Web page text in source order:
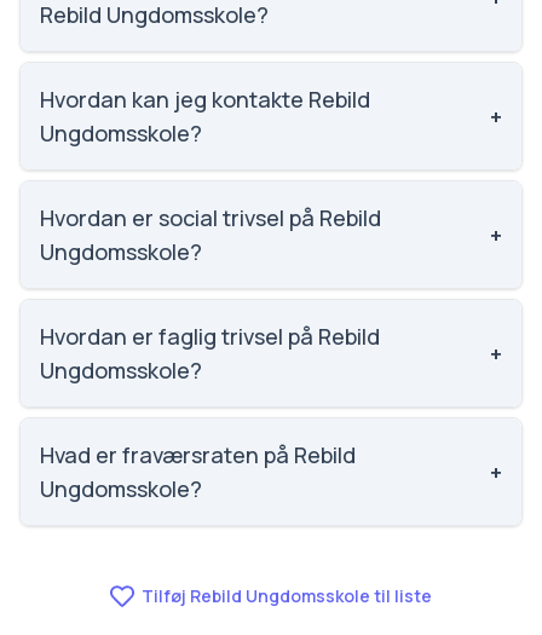
Rebild Ungdomsskole?
Vi har ikke data om karaktergennemsnittet for Rebild
Ungdomsskole.
Hvordan kan jeg kontakte Rebild
Ungdomsskole?
+
Email: ungdomsskolen@rebild.dk. Telefon: 9988
8360. Adresse: Grangårdsvej 13C. Skoleleder: Jens
Skov Jørgensen.
Hvordan er social trivsel på Rebild
Ungdomsskole?
+
Vi har ikke data om social trivsel for Rebild
Ungdomsskole.
Hvordan er faglig trivsel på Rebild
Ungdomsskole?
+
Vi har ikke data om faglig trivsel for Rebild
Ungdomsskole.
Hvad er fraværsraten på Rebild
Ungdomsskole?
+
Tilføj Rebild Ungdomsskole til liste